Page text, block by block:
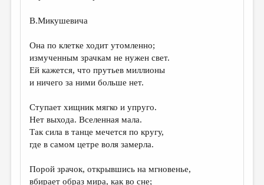
В.Микушевича
Она по клетке ходит утомленно;
измученным зрачкам не нужен свет.
Ей кажется, что прутьев миллионы
и ничего за ними больше нет.
Ступает хищник мягко и упруго.
Нет выхода. Вселенная мала.
Так сила в танце мечется по кругу,
где в самом цетре воля замерла.
Порой зрачок, открывшись на мгновенье,
вбирает образ мира, как во сне;